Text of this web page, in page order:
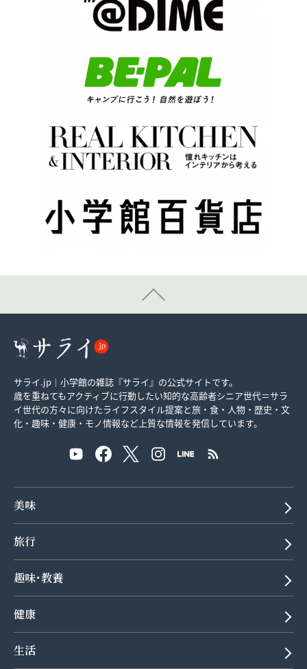
サライ.jp｜小学館の雑誌『サライ』の公式サイトです。
歳を重ねてもアクティブに行動したい知的な高齢者シニア世代＝サラ
イ世代の方々に向けたライフスタイル提案と旅・食・人物・歴史・文
化・趣味・健康・モノ情報など上質な情報を発信しています。
美味
旅行
趣味･教養
健康
生活